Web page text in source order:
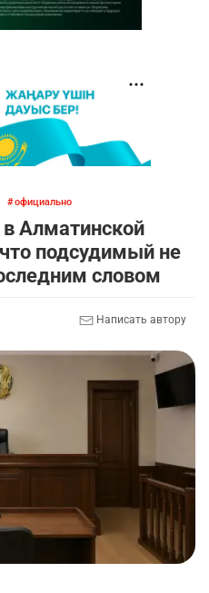
официально
Алматинской
подсудимый не
словом
Написать автору